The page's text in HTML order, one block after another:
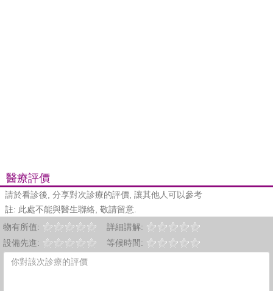
醫療評價
請於看診後, 分享對次診療的評價, 讓其他人可以參考
註: 此處不能與醫生聯絡, 敬請留意.
物有所值:
詳細講解:
設備先進:
等候時間: